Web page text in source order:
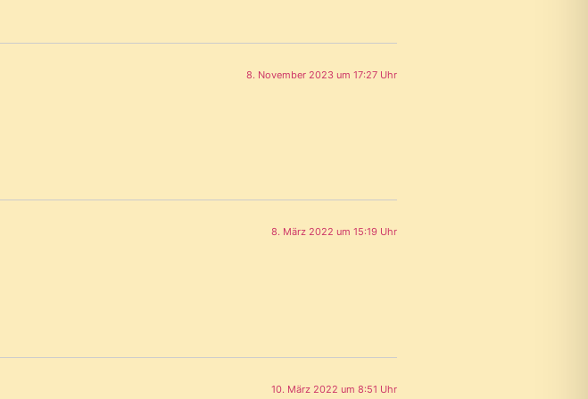
8. November 2023 um 17:27 Uhr
8. März 2022 um 15:19 Uhr
10. März 2022 um 8:51 Uhr